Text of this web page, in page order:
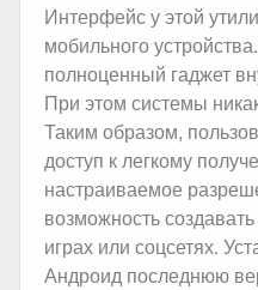
Интерфейс у этой
мобильного
полноценный гаджет
При этом системы
Таким образом,
доступ к легкому
настраиваемое
возможность
играх или соцсетях.
Андроид последнюю